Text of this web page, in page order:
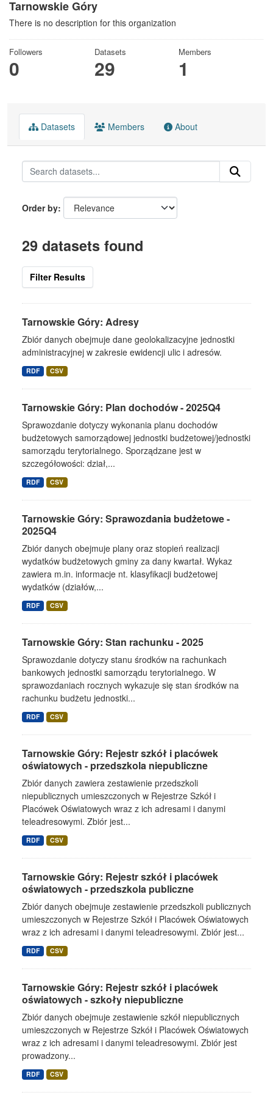
Tarnowskie Góry
There is no description for this organization
Followers
0
Datasets
29
Members
1
Datasets Members About
Order by
29 datasets found
Filter Results
Tarnowskie Góry: Adresy
Zbiór danych obejmuje dane geolokalizacyjne jednostki
administracyjnej w zakresie ewidencji ulic i adresów.
RDF CSV
Tarnowskie Góry: Plan dochodów - 2025Q4
Sprawozdanie dotyczy wykonania planu dochodów
budżetowych samorządowej jednostki budżetowej/jednostki
samorządu terytorialnego. Sporządzane jest w
szczegółowości: dział,...
RDF CSV
Tarnowskie Góry: Sprawozdania budżetowe -
2025Q4
Zbiór danych obejmuje plany oraz stopień realizacji
wydatków budżetowych gminy za dany kwartał. Wykaz
zawiera m.in. informacje nt. klasyfikacji budżetowej
wydatków (działów,...
RDF CSV
Tarnowskie Góry: Stan rachunku - 2025
Sprawozdanie dotyczy stanu środków na rachunkach
bankowych jednostki samorządu terytorialnego. W
sprawozdaniach rocznych wykazuje się stan środków na
rachunku budżetu jednostki...
RDF CSV
Tarnowskie Góry: Rejestr szkół i placówek
oświatowych - przedszkola niepubliczne
Zbiór danych zawiera zestawienie przedszkoli
niepublicznych umieszczonych w Rejestrze Szkół i
Placówek Oświatowych wraz z ich adresami i danymi
teleadresowymi. Zbiór jest...
RDF CSV
Tarnowskie Góry: Rejestr szkół i placówek
oświatowych - przedszkola publiczne
Zbiór danych obejmuje zestawienie przedszkoli publicznych
umieszczonych w Rejestrze Szkół i Placówek Oświatowych
wraz z ich adresami i danymi teleadresowymi. Zbiór jest...
RDF CSV
Tarnowskie Góry: Rejestr szkół i placówek
oświatowych - szkoły niepubliczne
Zbiór danych obejmuje zestawienie szkół niepublicznych
umieszczonych w Rejestrze Szkół i Placówek Oświatowych
wraz z ich adresami i danymi teleadresowymi. Zbiór jest
prowadzony...
RDF CSV